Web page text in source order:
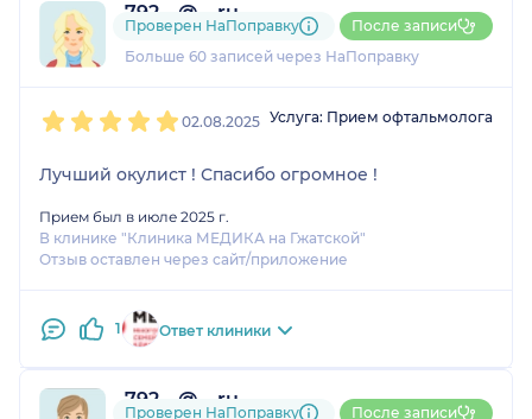
792....@....ru
6 отзывов и3 оценки
Больше 60 записей через НаПоправку
Проверен НаПоправку После записи
02.08.2025 Услуга: Прием офтальмолога
Лучший окулист ! Спасибо огромное !
Прием был в июле 2025 г.
В клинике "Клиника МЕДИКА на Гжатской"
Отзыв оставлен через сайт/приложение
1 Ответ клиники
792....@....ru
Проверен НаПоправку После записи